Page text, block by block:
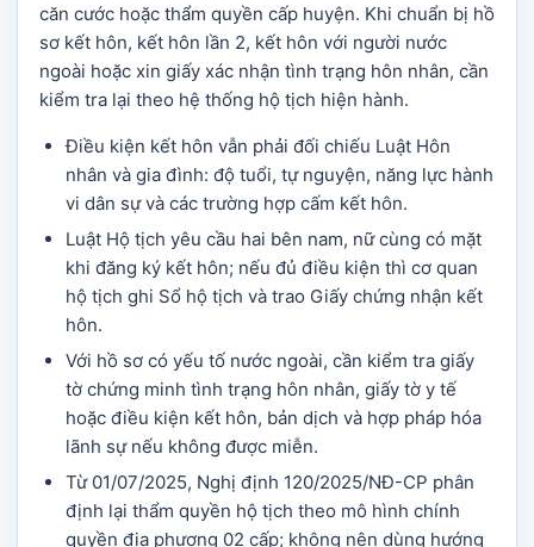
căn cước hoặc thẩm quyền cấp huyện. Khi chuẩn bị hồ
sơ kết hôn, kết hôn lần 2, kết hôn với người nước
ngoài hoặc xin giấy xác nhận tình trạng hôn nhân, cần
kiểm tra lại theo hệ thống hộ tịch hiện hành.
Điều kiện kết hôn vẫn phải đối chiếu Luật Hôn
nhân và gia đình: độ tuổi, tự nguyện, năng lực hành
vi dân sự và các trường hợp cấm kết hôn.
Luật Hộ tịch yêu cầu hai bên nam, nữ cùng có mặt
khi đăng ký kết hôn; nếu đủ điều kiện thì cơ quan
hộ tịch ghi Sổ hộ tịch và trao Giấy chứng nhận kết
hôn.
Với hồ sơ có yếu tố nước ngoài, cần kiểm tra giấy
tờ chứng minh tình trạng hôn nhân, giấy tờ y tế
hoặc điều kiện kết hôn, bản dịch và hợp pháp hóa
lãnh sự nếu không được miễn.
Từ 01/07/2025, Nghị định 120/2025/NĐ-CP phân
định lại thẩm quyền hộ tịch theo mô hình chính
quyền địa phương 02 cấp; không nên dùng hướng